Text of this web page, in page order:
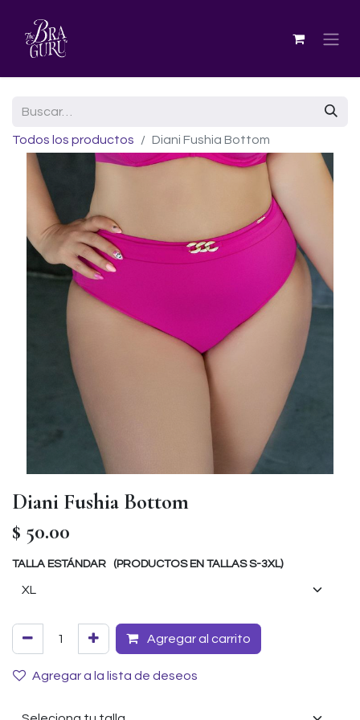
Todos los productos Diani Fushia Bottom
Diani Fushia Bottom
$ 50.00
TALLA ESTÁNDAR (PRODUCTOS EN TALLAS S-3XL)
Agregar al carrito
Agregar a la lista de deseos